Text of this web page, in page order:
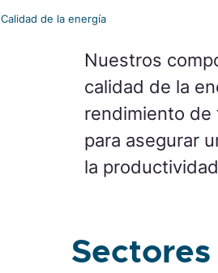
Calidad de la energía
Nuestros
calidad de la
rendimiento de
para asegurar
la